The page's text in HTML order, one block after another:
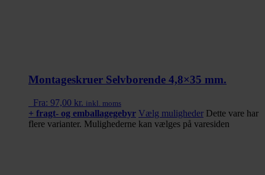
Montageskruer Selvborende 4,8×35 mm.
Fra: 97,00 kr. inkl. moms
+ fragt- og emballagegebyr Vælg muligheder Dette vare har
flere varianter. Mulighederne kan vælges på varesiden